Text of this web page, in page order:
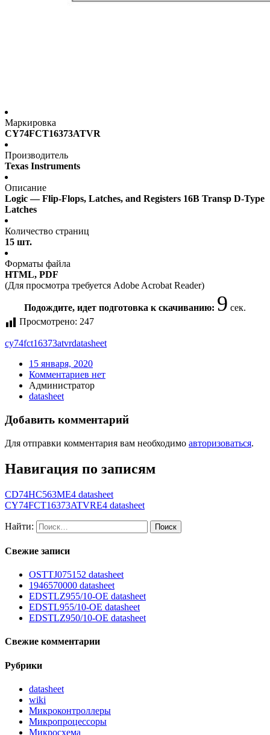
Маркировка
CY74FCT16373ATVR
Производитель
Texas Instruments
Описание
Logic — Flip-Flops, Latches, and Registers 16B Transp D-Type
Latches
Количество страниц
15 шт.
Форматы файла
HTML, PDF
(Для просмотра требуется Adobe Acrobat Reader)
Подождите, идет подготовка к скачиванию: 9 сек.
Просмотрено: 247
cy74fct16373atvrdatasheet
15 января, 2020
Комментариев нет
Администратор
datasheet
Добавить комментарий
Для отправки комментария вам необходимо авторизоваться.
Навигация по записям
CD74HC563ME4 datasheet
CY74FCT16373ATVRE4 datasheet
Найти:
Свежие записи
OSTTJ075152 datasheet
1946570000 datasheet
EDSTLZ955/10-OE datasheet
EDSTL955/10-OE datasheet
EDSTLZ950/10-OE datasheet
Свежие комментарии
Рубрики
datasheet
wiki
Микроконтроллеры
Микропроцессоры
Микросхема